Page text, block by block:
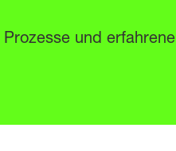
und erfahrene